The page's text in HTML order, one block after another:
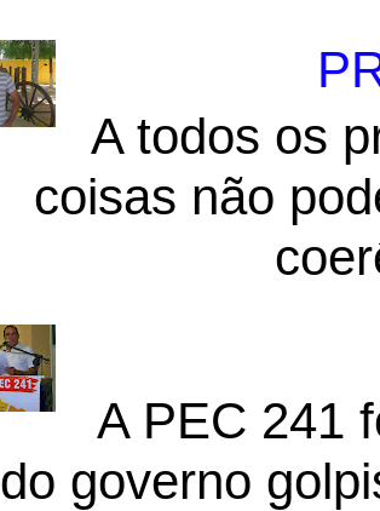
A todos os
coisas não
A PEC 241
do governo